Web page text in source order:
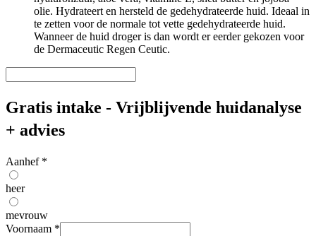
olie. Hydrateert en hersteld de gedehydrateerde huid. Ideaal in
te zetten voor de normale tot vette gedehydrateerde huid.
Wanneer de huid droger is dan wordt er eerder gekozen voor
de Dermaceutic Regen Ceutic.
Gratis intake - Vrijblijvende huidanalyse
+ advies
Aanhef *
heer
mevrouw
Voornaam *